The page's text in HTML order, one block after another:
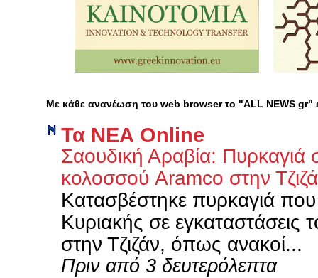
Με κάθε ανανέωση του web browser το "ALL NEWS gr"
Τα ΝΕΑ Οnline
Σαουδική Αραβία: Πυρκαγιά
κολοσσού Aramco στην
Κατασβέστηκε πυρκαγιά
Κυριακής σε εγκαταστάσεις
στην Τζιζάν, όπως ανακοί...
Πριν από 3 δευτερόλεπτα